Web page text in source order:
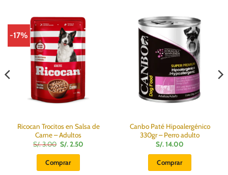
-17%
Ricocan Trocitos en Salsa de
Carne – Adultos
S/.3.00 El
precio
original
era:
S/.
S/.2.50
Comprar
Canbo Paté Hipoalergénico
330gr – Perro adulto
S/.14.00
Comprar